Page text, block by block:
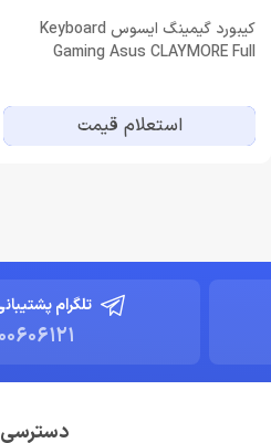
کیبورد گیمینگ ایسوس Keyboard
Gaming Asus CLAYMORE Full
استعلام قیمت
تلگرام